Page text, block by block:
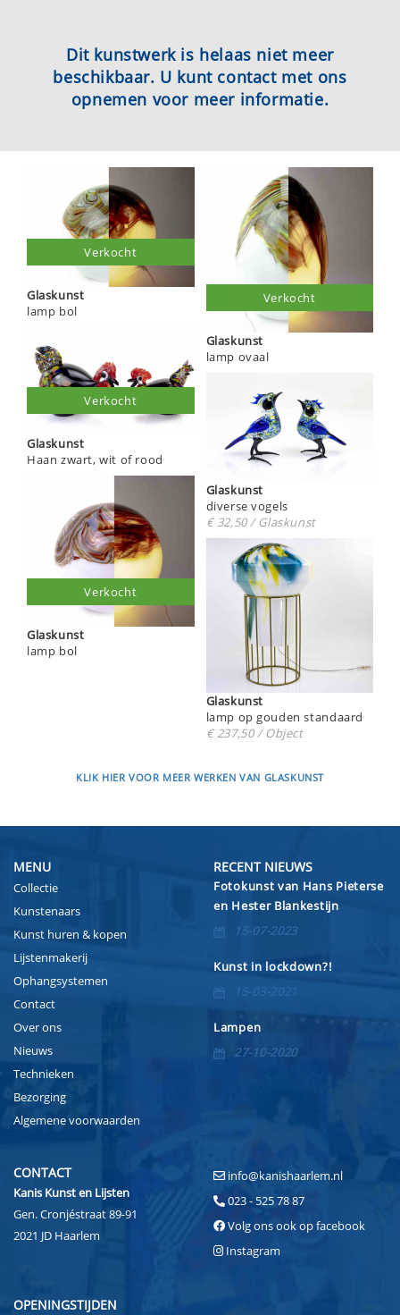
Dit kunstwerk is helaas niet meer
beschikbaar. U kunt contact met ons
opnemen voor meer informatie.
Glaskunst
lamp bol
Verkocht
Glaskunst
Haan zwart, wit of rood
Verkocht
Glaskunst
lamp bol
Verkocht
Glaskunst
lamp ovaal
Verkocht
Glaskunst
diverse vogels
€ 32,50 / Glaskunst
Glaskunst
lamp op gouden standaard
€ 237,50 / Object
KLIK HIER VOOR MEER WERKEN VAN GLASKUNST
MENU
Collectie
Kunstenaars
Kunst huren & kopen
Lijstenmakerij
Ophangsystemen
Contact
Over ons
Nieuws
Technieken
Bezorging
Algemene voorwaarden
RECENT NIEUWS
Fotokunst van Hans Pieterse
en Hester Blankestijn
15-07-2023
Kunst in lockdown?!
15-03-2021
Lampen
27-10-2020
CONTACT
Kanis Kunst en Lijsten
Gen. Cronjéstraat 89-91
2021 JD Haarlem
info@kanishaarlem.nl
023 - 525 78 87
Volg ons ook op facebook
Instagram
OPENINGSTIJDEN